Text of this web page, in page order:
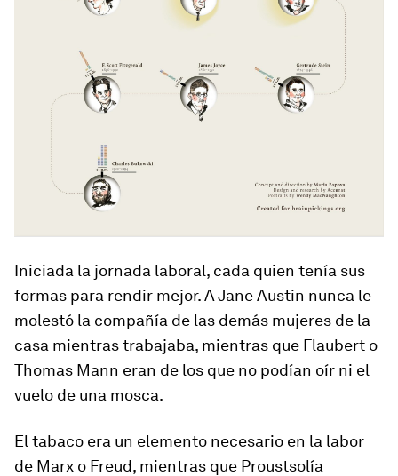
Iniciada la jornada laboral, cada quien tenía sus
formas para rendir mejor. A Jane Austin nunca le
molestó la compañía de las demás mujeres de la
casa mientras trabajaba, mientras que Flaubert o
Thomas Mann eran de los que no podían oír ni el
vuelo de una mosca.
El tabaco era un elemento necesario en la labor
de Marx o Freud, mientras que Proustsolía